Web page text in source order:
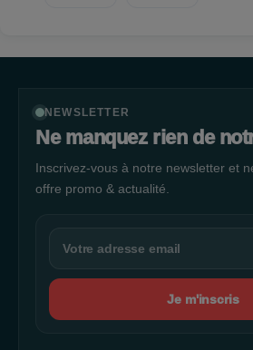
NEWSLETTER
Ne manquez rien de
Inscrivez-vous à notre newsletter et
offre promo & actualité.
Je m'inscris